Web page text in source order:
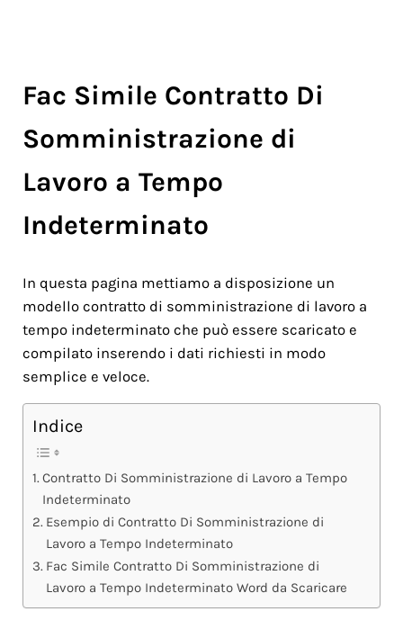
Fac Simile Contratto Di
Somministrazione di
Lavoro a Tempo
Indeterminato
In questa pagina mettiamo a disposizione un
modello contratto di somministrazione di lavoro a
tempo indeterminato che può essere scaricato e
compilato inserendo i dati richiesti in modo
semplice e veloce.
Indice
Contratto Di Somministrazione di Lavoro a Tempo
Indeterminato
Esempio di Contratto Di Somministrazione di
Lavoro a Tempo Indeterminato
Fac Simile Contratto Di Somministrazione di
Lavoro a Tempo Indeterminato Word da Scaricare